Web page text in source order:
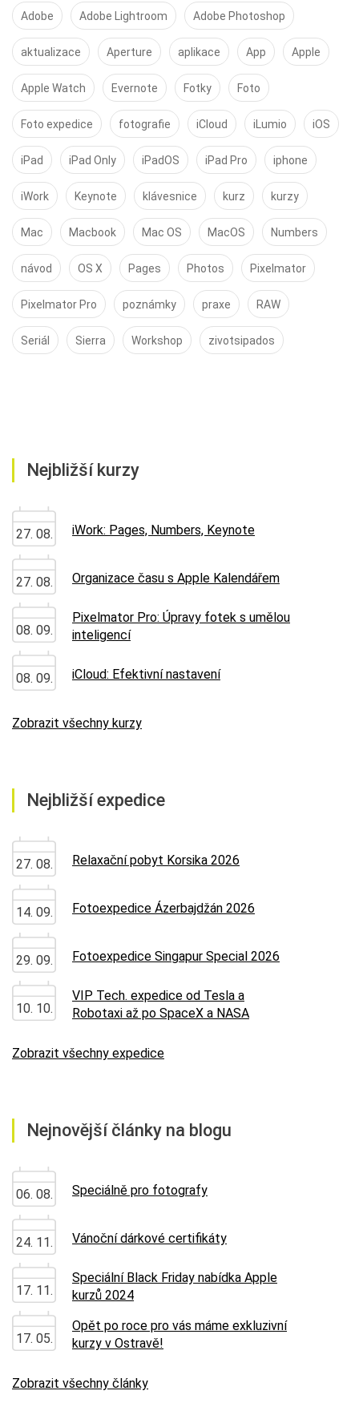
Adobe Adobe Lightroom Adobe Photoshop
aktualizace Aperture aplikace App Apple
Apple Watch Evernote Fotky Foto
Foto expedice fotografie iCloud iLumio iOS
iPad iPad Only iPadOS iPad Pro iphone
iWork Keynote klávesnice kurz kurzy
Mac Macbook Mac OS MacOS Numbers
návod OS X Pages Photos Pixelmator
Pixelmator Pro poznámky praxe RAW
Seriál Sierra Workshop zivotsipados
Nejbližší kurzy
27. 08. iWork: Pages, Numbers, Keynote
27. 08. Organizace času s Apple Kalendářem
08. 09.
Pixelmator Pro: Úpravy fotek s umělou
inteligencí
08. 09. iCloud: Efektivní nastavení
Zobrazit všechny kurzy
Nejbližší expedice
27. 08. Relaxační pobyt Korsika 2026
14. 09. Fotoexpedice Ázerbajdžán 2026
29. 09. Fotoexpedice Singapur Special 2026
10. 10.
VIP Tech. expedice od Tesla a
Robotaxi až po SpaceX a NASA
Zobrazit všechny expedice
Nejnovější články na blogu
06. 08. Speciálně pro fotografy
24. 11. Vánoční dárkové certifikáty
17. 11.
Speciální Black Friday nabídka Apple
kurzů 2024
17. 05.
Opět po roce pro vás máme exkluzivní
kurzy v Ostravě!
Zobrazit všechny články